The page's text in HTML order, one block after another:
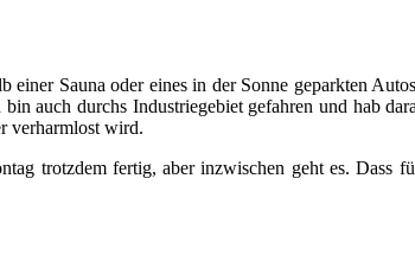
Sauna oder eines in der Sonne geparkten
auch durchs Industriegebiet gefahren und hab
verharmlost wird.
trotzdem fertig, aber inzwischen geht es. Dass